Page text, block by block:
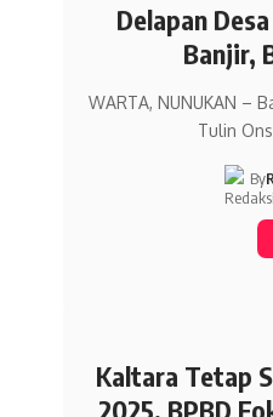
Delapan
Banjir,
WARTA, NUNUKAN –
Tulin
By
Kaltara Tetap